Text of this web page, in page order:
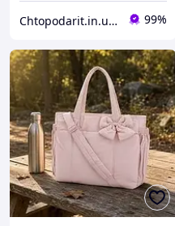
Chtopodarit.in.ua-інтернет-магазин цікавих подарунків 99%